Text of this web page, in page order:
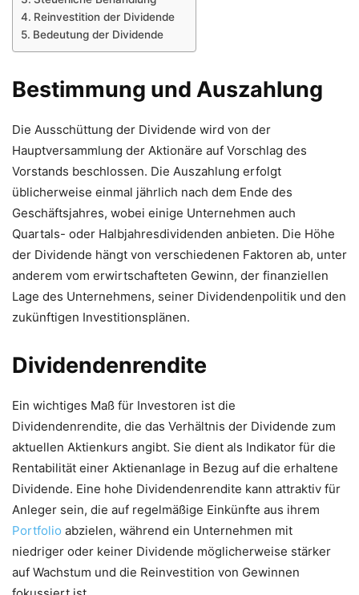
Reinvestition der Dividende
Bedeutung der Dividende
Bestimmung und Auszahlung
Die Ausschüttung der Dividende wird von der
Hauptversammlung der Aktionäre auf Vorschlag des
Vorstands beschlossen. Die Auszahlung erfolgt
üblicherweise einmal jährlich nach dem Ende des
Geschäftsjahres, wobei einige Unternehmen auch
Quartals- oder Halbjahresdividenden anbieten. Die Höhe
der Dividende hängt von verschiedenen Faktoren ab, unter
anderem vom erwirtschafteten Gewinn, der finanziellen
Lage des Unternehmens, seiner Dividendenpolitik und den
zukünftigen Investitionsplänen.
Dividendenrendite
Ein wichtiges Maß für Investoren ist die
Dividendenrendite, die das Verhältnis der Dividende zum
aktuellen Aktienkurs angibt. Sie dient als Indikator für die
Rentabilität einer Aktienanlage in Bezug auf die erhaltene
Dividende. Eine hohe Dividendenrendite kann attraktiv für
Anleger sein, die auf regelmäßige Einkünfte aus ihrem
Portfolio abzielen, während ein Unternehmen mit
niedriger oder keiner Dividende möglicherweise stärker
auf Wachstum und die Reinvestition von Gewinnen